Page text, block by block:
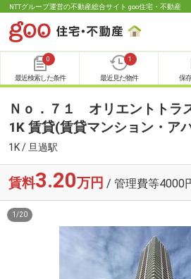
NTTグループ運営の不動産総合サイト goo住宅・不動産
0
最近検索した条件
1
最近見た物件 保
Ｎｏ．７１ オリエントトラ
1K 賃貸(賃貸マンション・ア
1K / 旦過駅
賃料3.20万円 / 管理費等4000
1 /20